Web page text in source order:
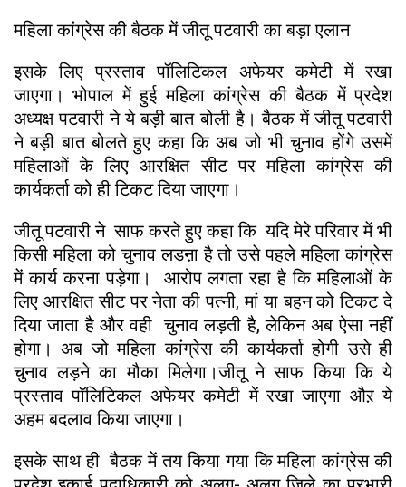
महिला कांग्रेस की बैठक में जीतू पटवारी का बड़ा एलान
इसके लिए प्रस्ताव पॉलिटिकल अफेयर कमेटी में रखा
जाएगा। भोपाल में हुई महिला कांग्रेस की बैठक में प्रदेश
अध्यक्ष पटवारी ने ये बड़ी बात बोली है। बैठक में जीतू पटवारी
ने बड़ी बात बोलते हुए कहा कि अब जो भी चुनाव होंगे उसमें
महिलाओं के लिए आरक्षित सीट पर महिला कांग्रेस की
कार्यकर्ता को ही टिकट दिया जाएगा।
जीतू पटवारी ने साफ करते हुए कहा कि यदि मेरे परिवार में भी
किसी महिला को चुनाव लडऩा है तो उसे पहले महिला कांग्रेस
में कार्य करना पड़ेगा। आरोप लगता रहा है कि महिलाओं के
लिए आरक्षित सीट पर नेता की पत्नी, मां या बहन को टिकट दे
दिया जाता है और वही चुनाव लड़ती है, लेकिन अब ऐसा नहीं
होगा। अब जो महिला कांग्रेस की कार्यकर्ता होगी उसे ही
चुनाव लड़ने का मौका मिलेगा।जीतू ने साफ किया कि ये
प्रस्ताव पॉलिटिकल अफेयर कमेटी में रखा जाएगा औऱ ये
अहम बदलाव किया जाएगा।
इसके साथ ही बैठक में तय किया गया कि महिला कांग्रेस की